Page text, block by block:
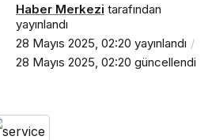
Haber Merkezi tarafından
yayınlandı
28 Mayıs 2025, 02:20 yayınlandı
28 Mayıs 2025, 02:20 güncellendi